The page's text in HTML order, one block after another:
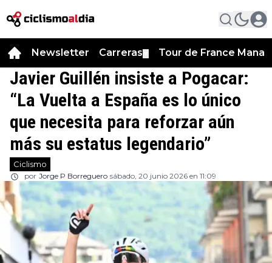
Newsletter Carreras Tour de France
Javier Guillén insiste a Pogacar:
“La Vuelta a España es lo único
que necesita para reforzar aún
más su estatus legendario”
Ciclismo
por Jorge P Borreguero sábado, 20 junio 2026 en 11:09